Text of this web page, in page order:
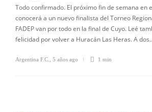
Todo confirmado. El próximo fin de semana en
conocerá a un nuevo finalista del Torneo
FADEP van por todo en la final de Cuyo. Leé
felicidad por volver a Huracán Las Heras. A
Argentina F.C. 5 años ago 1 min